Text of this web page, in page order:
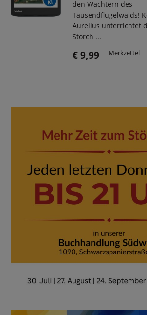
den Wächtern des
Tausendflügelwalds!
Aurelius unterrichtet
Storch ...
€ 9,99 Merkzettel